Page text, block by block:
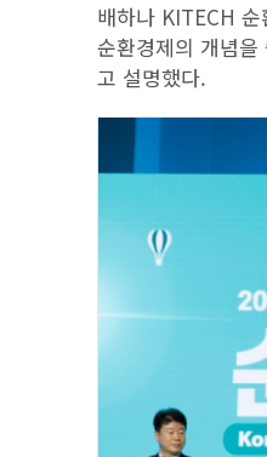
배하나 KITECH
순환경제의 개념
고 설명했다.